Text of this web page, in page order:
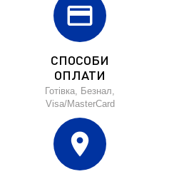
credit_card
СПОСОБИ
ОПЛАТИ
Готівка, Безнал,
Visa/MasterCard
location_on